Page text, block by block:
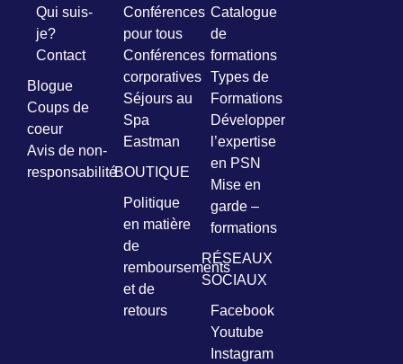
Qui suis-
je?
Contact
Blogue
Coups de
coeur
Avis de non-
responsabilité
Conférences
pour tous
Conférences
corporatives
Séjours au
Spa
Eastman
BOUTIQUE
Politique
en matière
de
remboursements
et de
retours
Catalogue
de
formations
Types de
Formations
Développer
l’expertise
en PSN
Mise en
garde –
formations
RÉSEAUX
SOCIAUX
Facebook
Youtube
Instagram